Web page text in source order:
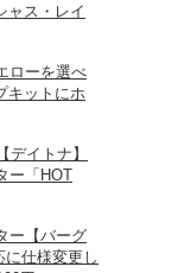
ャス・レイ
ローを選べ
キットにホ
イトナ】
ー「HOT
ー【バーグ
仕様変更し